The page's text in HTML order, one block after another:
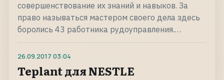
совершенствование их знаний и навыков. За
право называться мастером своего дела здесь
боролись 43 работника рудоуправления.…
26.09.2017 03:04
Teplant для NESTLE